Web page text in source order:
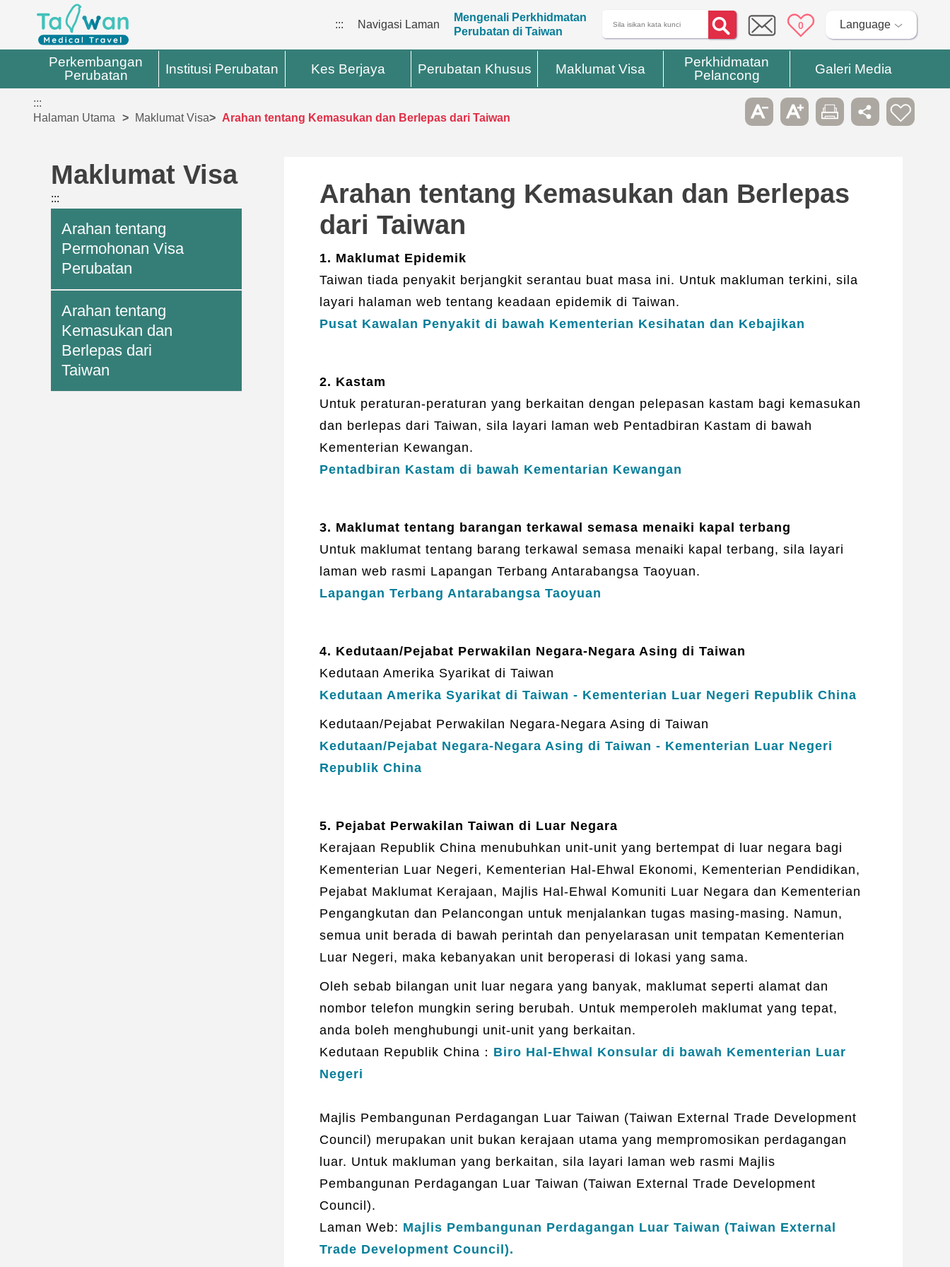
::: Navigasi Laman
Mengenali Perkhidmatan
Perubatan di Taiwan
0 Language
Perkembangan
Perubatan
Institusi Perubatan Kes Berjaya Perubatan Khusus Maklumat Visa
Perkhidmatan
Pelancong
Galeri Media
:::
Halaman Utama
Maklumat Visa Arahan tentang Kemasukan dan Berlepas dari Taiwan
Maklumat Visa
:::
Arahan tentang
Permohonan Visa
Perubatan
Arahan tentang
Kemasukan dan
Berlepas dari
Taiwan
Arahan tentang Kemasukan dan Berlepas
dari Taiwan
1. Maklumat Epidemik
Taiwan tiada penyakit berjangkit serantau buat masa ini. Untuk makluman terkini, sila
layari halaman web tentang keadaan epidemik di Taiwan.
Pusat Kawalan Penyakit di bawah Kementerian Kesihatan dan Kebajikan
2. Kastam
Untuk peraturan-peraturan yang berkaitan dengan pelepasan kastam bagi kemasukan
dan berlepas dari Taiwan, sila layari laman web Pentadbiran Kastam di bawah
Kementerian Kewangan.
Pentadbiran Kastam di bawah Kementarian Kewangan
3. Maklumat tentang barangan terkawal semasa menaiki kapal terbang
Untuk maklumat tentang barang terkawal semasa menaiki kapal terbang, sila layari
laman web rasmi Lapangan Terbang Antarabangsa Taoyuan.
Lapangan Terbang Antarabangsa Taoyuan
4. Kedutaan/Pejabat Perwakilan Negara-Negara Asing di Taiwan
Kedutaan Amerika Syarikat di Taiwan
Kedutaan Amerika Syarikat di Taiwan - Kementerian Luar Negeri Republik China
Kedutaan/Pejabat Perwakilan Negara-Negara Asing di Taiwan
Kedutaan/Pejabat Negara-Negara Asing di Taiwan - Kementerian Luar Negeri
Republik China
5. Pejabat Perwakilan Taiwan di Luar Negara
Kerajaan Republik China menubuhkan unit-unit yang bertempat di luar negara bagi
Kementerian Luar Negeri, Kementerian Hal-Ehwal Ekonomi, Kementerian Pendidikan,
Pejabat Maklumat Kerajaan, Majlis Hal-Ehwal Komuniti Luar Negara dan Kementerian
Pengangkutan dan Pelancongan untuk menjalankan tugas masing-masing. Namun,
semua unit berada di bawah perintah dan penyelarasan unit tempatan Kementerian
Luar Negeri, maka kebanyakan unit beroperasi di lokasi yang sama.
Oleh sebab bilangan unit luar negara yang banyak, maklumat seperti alamat dan
nombor telefon mungkin sering berubah. Untuk memperoleh maklumat yang tepat,
anda boleh menghubungi unit-unit yang berkaitan.
Kedutaan Republik China： Biro Hal-Ehwal Konsular di bawah Kementerian Luar
Negeri
Majlis Pembangunan Perdagangan Luar Taiwan (Taiwan External Trade Development
Council) merupakan unit bukan kerajaan utama yang mempromosikan perdagangan
luar. Untuk makluman yang berkaitan, sila layari laman web rasmi Majlis
Pembangunan Perdagangan Luar Taiwan (Taiwan External Trade Development
Council).
Laman Web: Majlis Pembangunan Perdagangan Luar Taiwan (Taiwan External
Trade Development Council).